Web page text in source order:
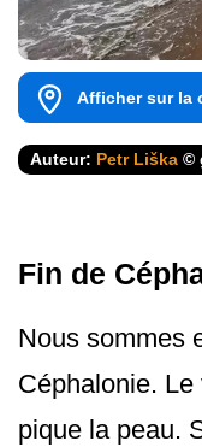
Afficher sur la
Auteur: Petr Liška ©
Fin de
Nous sommes
Céphalonie.
pique la peau.